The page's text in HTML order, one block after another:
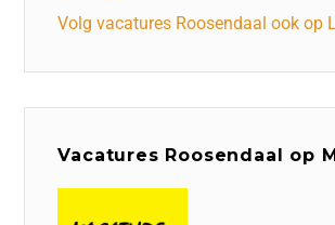
Volg vacatures Roosendaal ook op
Vacatures Roosendaal op